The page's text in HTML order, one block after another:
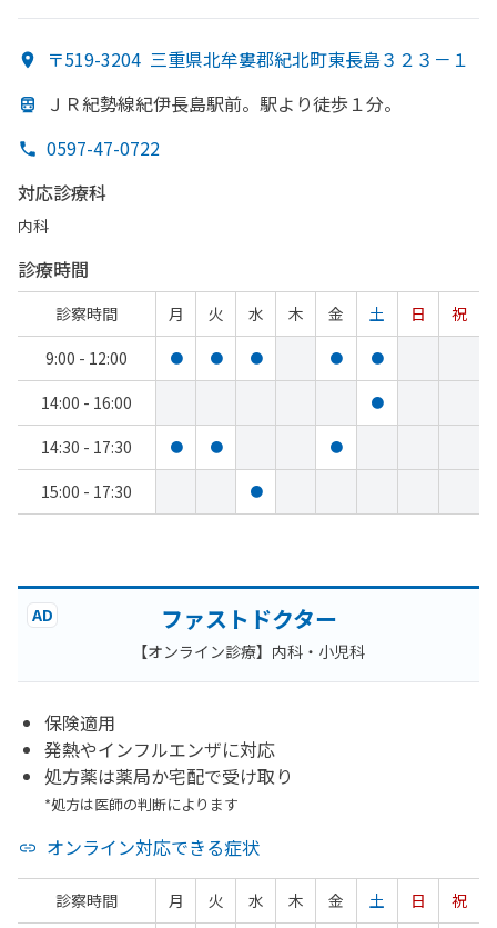
〒519-3204 三重県北牟婁郡紀北町東長島３２３－１
ＪＲ紀勢線紀伊長島駅前。 駅より徒歩１分。
0597-47-0722
対応診療科
内科
診療時間
診察時間 月 火 水 木 金 土 日
祝
9:00 - 12:00
● ● ● ● ●
14:00 - 16:00 ●
14:30 - 17:30 ● ● ●
15:00 - 17:30 ●
AD ファストドクター
【オンライン診療】内科・小児科
保険適用
発熱やインフルエンザに対応
処方薬は薬局か宅配で受け取り
*処方は医師の判断によります
オンライン対応できる症状
診察時間 月 火 水 木 金 土 日
祝